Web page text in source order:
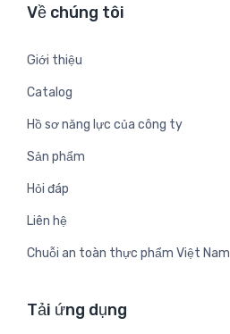
Về chúng tôi
Giới thiệu
Catalog
Hồ sơ năng lực của công ty
Sản phẩm
Hỏi đáp
Liên hệ
Chuỗi an toàn thực phẩm Việt Nam
Tải ứng dụng